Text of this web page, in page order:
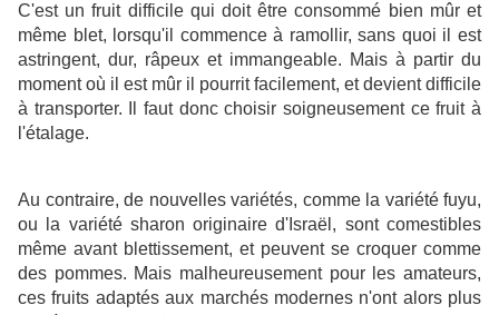
C'est un fruit difficile qui doit être consommé bien mûr et
même blet, lorsqu'il commence à ramollir, sans quoi il est
astringent, dur, râpeux et immangeable. Mais à partir du
moment où il est mûr il pourrit facilement, et devient difficile
à transporter. Il faut donc choisir soigneusement ce fruit à
l'étalage.
Au contraire, de nouvelles variétés, comme la variété fuyu,
ou la variété sharon originaire d'Israël, sont comestibles
même avant blettissement, et peuvent se croquer comme
des pommes. Mais malheureusement pour les amateurs,
ces fruits adaptés aux marchés modernes n'ont alors plus